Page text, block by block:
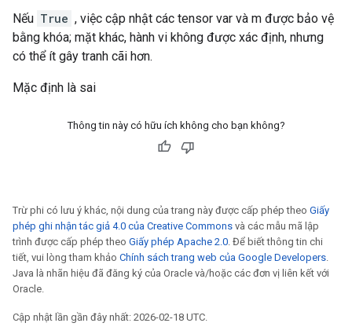
Nếu True , việc cập nhật các tensor var và m được bảo vệ
bằng khóa; mặt khác, hành vi không được xác định, nhưng
có thể ít gây tranh cãi hơn.
Mặc định là sai
Thông tin này có hữu ích không cho bạn không?
Trừ phi có lưu ý khác, nội dung của trang này được cấp phép theo Giấy
phép ghi nhận tác giả 4.0 của Creative Commons và các mẫu mã lập
trình được cấp phép theo Giấy phép Apache 2.0. Để biết thông tin chi
tiết, vui lòng tham khảo Chính sách trang web của Google Developers.
Java là nhãn hiệu đã đăng ký của Oracle và/hoặc các đơn vị liên kết với
Oracle.
Cập nhật lần gần đây nhất: 2026-02-18 UTC.